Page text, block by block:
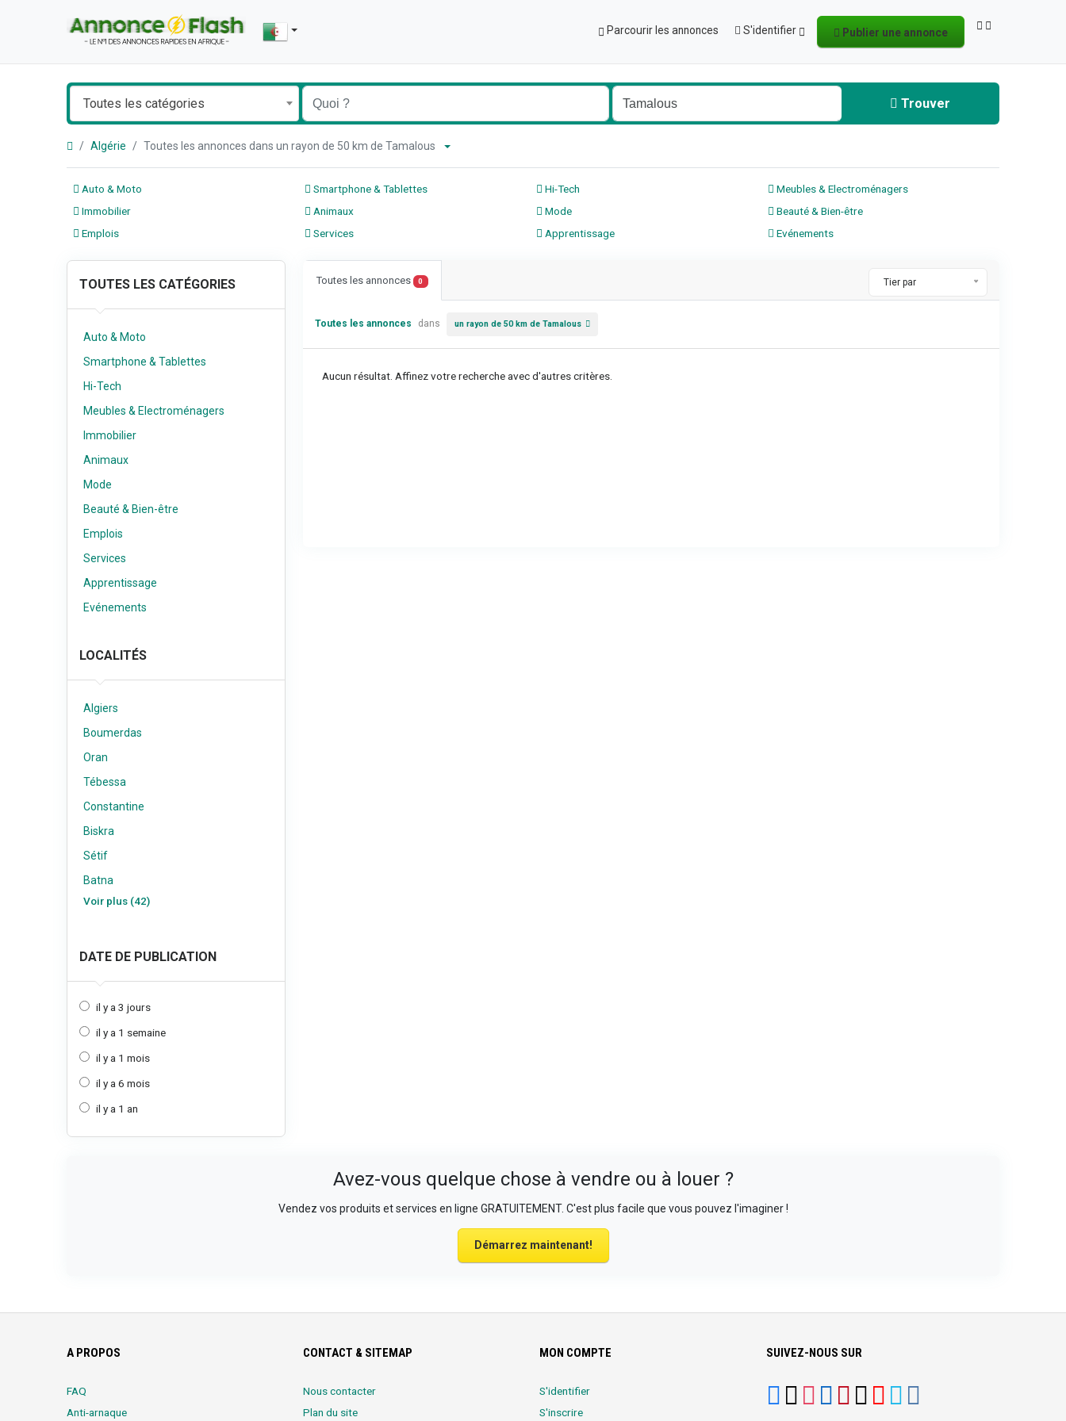
Parcourir les annonces S'identifier Publier une annonce
Toutes les catégories Trouver
Algérie Toutes les annonces dans un rayon de 50 km de Tamalous
Auto & Moto Smartphone & Tablettes Hi-Tech
Meubles & Electroménagers
Immobilier
Animaux Mode
Beauté & Bien-être
Emplois
Services Apprentissage Evénements
TOUTES LES CATÉGORIES
Auto & Moto
Smartphone & Tablettes
Hi-Tech
Meubles & Electroménagers
Immobilier
Animaux
Mode
Beauté & Bien-être
Emplois
Services
Apprentissage
Evénements
LOCALITÉS
Algiers
Boumerdas
Oran
Tébessa
Constantine
Biskra
Sétif
Batna
Voir plus (42)
DATE DE PUBLICATION
il y a 3 jours
il y a 1 semaine
il y a 1 mois
il y a 6 mois
il y a 1 an
Toutes les annonces 0 Tier par
Toutes les annonces dans un rayon de 50 km de Tamalous
Aucun résultat. Affinez votre recherche avec d'autres critères.
Avez-vous quelque chose à vendre ou à louer ?
Vendez vos produits et services en ligne GRATUITEMENT. C'est plus facile que vous pouvez l'imaginer !
Démarrez maintenant!
A PROPOS
FAQ
Anti-arnaque
CONTACT & SITEMAP
Nous contacter
Plan du site
MON COMPTE
S'identifier
S'inscrire
SUIVEZ-NOUS SUR